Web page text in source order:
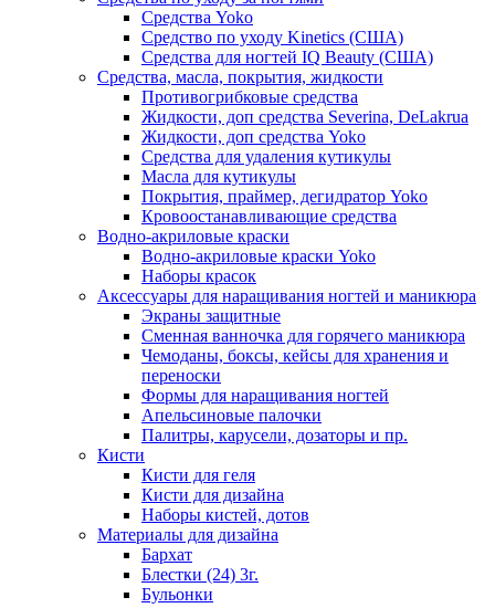
Средства Yoko
Средство по уходу Kinetics (США)
Средства для ногтей IQ Beauty (США)
Средства, масла, покрытия, жидкости
Противогрибковые средства
Жидкости, доп средства Severina, DeLakrua
Жидкости, доп средства Yoko
Средства для удаления кутикулы
Масла для кутикулы
Покрытия, праймер, дегидратор Yoko
Кровоостанавливающие средства
Водно-акриловые краски
Водно-акриловые краски Yoko
Наборы красок
Аксессуары для наращивания ногтей и маникюра
Экраны защитные
Сменная ванночка для горячего маникюра
Чемоданы, боксы, кейсы для хранения и
переноски
Формы для наращивания ногтей
Апельсиновые палочки
Палитры, карусели, дозаторы и пр.
Кисти
Кисти для геля
Кисти для дизайна
Наборы кистей, дотов
Материалы для дизайна
Бархат
Блестки (24) 3г.
Бульонки